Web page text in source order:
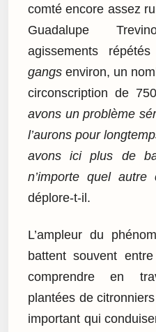
comté encore assez
Guadalupe
agissements
gangs environ, un
circonscription de
avons un problème
l’aurons pour
avons ici plus de
n’importe quel
déplore-t-il.
L’ampleur du
battent souvent
comprendre en
plantées de
important qui